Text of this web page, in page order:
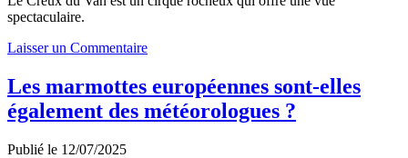
spectaculaire.
Laisser un Commentaire
Les marmottes européennes sont-elles
également des météorologues ?
Publié le 12/07/2025